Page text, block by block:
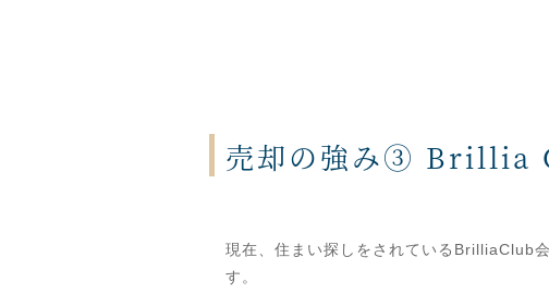
売却の強み③ Brillia
現在、住まい探しをされているBrilliaClub
す。